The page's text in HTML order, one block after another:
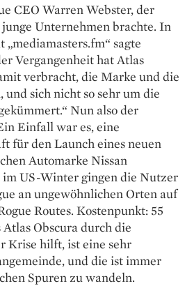
CEO Warren Webster, der
Unternehmen brachte. In
sagte
Vergangenheit hat Atlas
verbracht, die Marke und die
sich nicht so sehr um die
Nun also der
Einfall war es, eine
für den Launch eines neuen
Auto­marke Nissan
US-Winter gingen die Nutzer
an ungewöhnlichen Orten auf
Routes. Kostenpunkt: 55
Obscura durch die
Krise hilft, ist eine sehr
und die ist immer
Spuren zu wandeln.